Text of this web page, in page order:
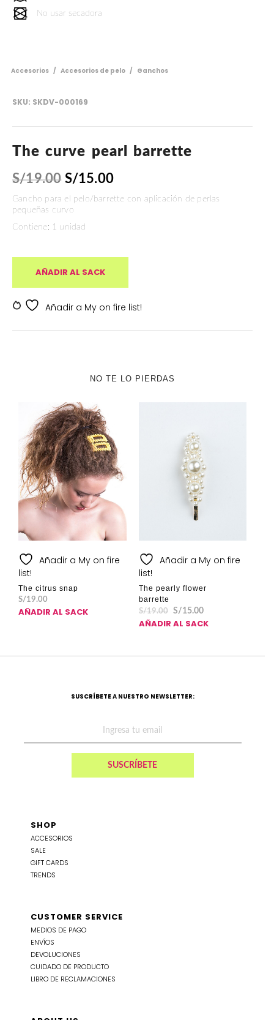
No usar secadora
Accesorios / Accesorios de pelo / Ganchos
SKU: SKDV-000169
The curve pearl barrette
S/19.00 S/15.00
Gancho para el pelo/barrette con aplicación de perlas
pequeñas curvo
Contiene: 1 unidad
AÑADIR AL SACK
Añadir a My on fire list!
SKU:SKDV-000169
NO TE LO PIERDAS
Añadir a My on fire
list!
The citrus snap
S/19.00
AÑADIR AL SACK
Añadir a My on fire
list!
The pearly flower
barrette
S/19.00 S/ 15.00
AÑADIR AL SACK
SUSCRÍBETE A NUESTRO NEWSLETTER:
SHOP
ACCESORIOS
SALE
GIFT CARDS
TRENDS
CUSTOMER SERVICE
MEDIOS DE PAGO
ENVÍOS
DEVOLUCIONES
CUIDADO DE PRODUCTO
LIBRO DE RECLAMACIONES